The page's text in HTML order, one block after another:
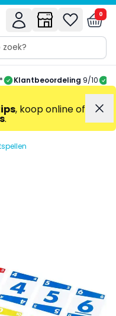
0
Klantbeoordeling 9/10
, koop online of
.